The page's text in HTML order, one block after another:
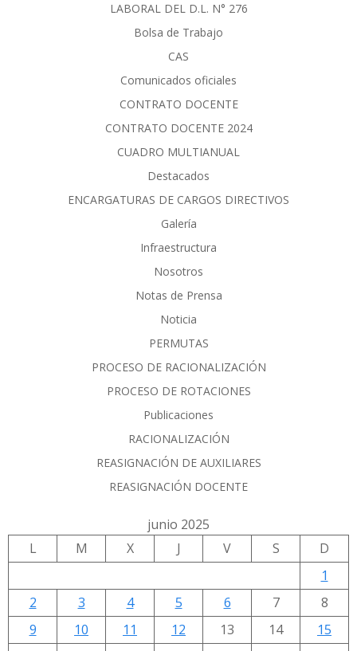
LABORAL DEL D.L. N° 276
Bolsa de Trabajo
CAS
Comunicados oficiales
CONTRATO DOCENTE
CONTRATO DOCENTE 2024
CUADRO MULTIANUAL
Destacados
ENCARGATURAS DE CARGOS DIRECTIVOS
Galería
Infraestructura
Nosotros
Notas de Prensa
Noticia
PERMUTAS
PROCESO DE RACIONALIZACIÓN
PROCESO DE ROTACIONES
Publicaciones
RACIONALIZACIÓN
REASIGNACIÓN DE AUXILIARES
REASIGNACIÓN DOCENTE
junio 2025
L
M X J V S
D
1
2
3 4 5 6 7
8
9
10 11 12 13 14
15